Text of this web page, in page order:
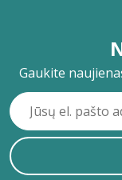
Gaukite